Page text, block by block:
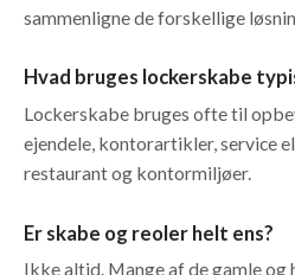
sammenligne de forskellige
Hvad bruges lockerskabe
Lockerskabe bruges ofte til
ejendele, kontorartikler, service
restaurant og kontormiljøer.
Er skabe og reoler helt ens?
Ikke altid. Mange af de gamle